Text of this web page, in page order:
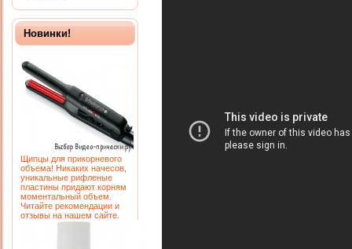
Новинки!
Щипцы для прикорневого
объема! Никаких начесов,
уникальные рифленые
пластины придают корням
моментальный объем.
Читайте рекомендации и
отзывы на нашем сайте.